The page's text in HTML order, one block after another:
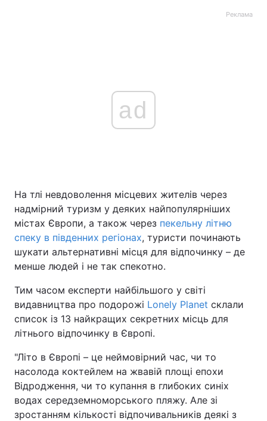
Україна Політика
Економіка
Спорт Наука
Техно і зв'язок Лайт
Зброя Інциденти
Здоров'я Туризм
Екологія Регіони
Лонгріди
Реклама
ad
На тлі невдоволення місцевих жителів через
надмірний туризм у деяких найпопулярніших
містах Європи, а також через пекельну літню
спеку в південних регіонах, туристи починають
шукати альтернативні місця для відпочинку – де
менше людей і не так спекотно.
Тим часом експерти найбільшого у світі
видавництва про подорожі Lonely Planet склали
список із 13 найкращих секретних місць для
літнього відпочинку в Європі.
"Літо в Європі – це неймовірний час, чи то
насолода коктейлем на жвавій площі епохи
Відродження, чи то купання в глибоких синіх
водах середземноморського пляжу. Але зі
зростанням кількості відпочивальників деякі з